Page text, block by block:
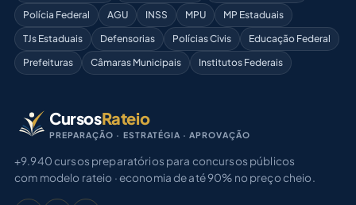
Polícia Federal
AGU INSS MPU
MP Estaduais
TJs Estaduais
Defensorias Polícias Civis
Educação Federal
Prefeituras
Câmaras Municipais Institutos Federais
CursosRateio
PREPARAÇÃO · ESTRATÉGIA · APROVAÇÃO
+9.940 cursos preparatórios para concursos públicos
com modelo rateio · economia de até 90% no preço cheio.